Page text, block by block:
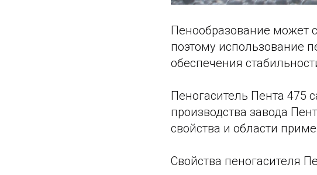
Пенообразование может
поэтому использование
обеспечения
Пенoгаситель Пента 475
производства завода
свойства и области
Свойства пенoгасителя